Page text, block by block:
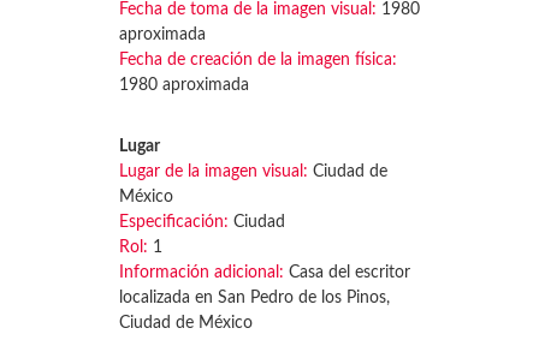
Fecha de toma de la imagen visual: 1980
aproximada
Fecha de creación de la imagen física:
1980 aproximada
Lugar
Lugar de la imagen visual: Ciudad de
México
Especificación: Ciudad
Rol: 1
Información adicional: Casa del escritor
localizada en San Pedro de los Pinos,
Ciudad de México